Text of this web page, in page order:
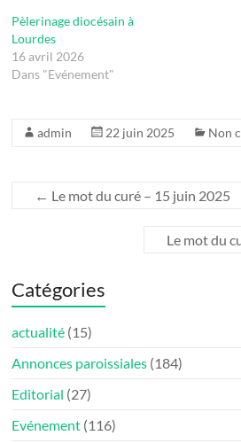
Pèlerinage diocésain à
Lourdes
16 avril 2026
Dans "Evénement"
admin 22 juin 2025 Non
← Le mot du curé – 15 juin 2025
Le mot du
Catégories
actualité (15)
Annonces paroissiales (184)
Editorial (27)
Evénement (116)